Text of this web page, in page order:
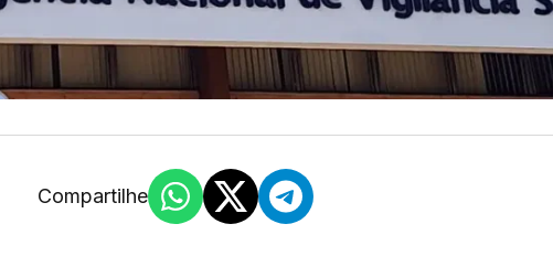
Compartilhe